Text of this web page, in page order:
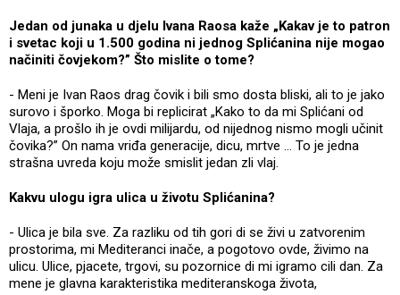
Jedan od junaka u djelu Ivana Raosa kaže „Kakav je to patron
i svetac koji u 1.500 godina ni jednog Splićanina nije mogao
načiniti čovjekom?” Što mislite o tome?
- Meni je Ivan Raos drag čovik i bili smo dosta bliski, ali to je jako
surovo i šporko. Moga bi replicirat „Kako to da mi Splićani od
Vlaja, a prošlo ih je ovdi milijardu, od nijednog nismo mogli učinit
čovika?” On nama vriđa generacije, dicu, mrtve ... To je jedna
strašna uvreda koju može smislit jedan zli vlaj.
Kakvu ulogu igra ulica u životu Splićanina?
- Ulica je bila sve. Za razliku od tih gori di se živi u zatvorenim
prostorima, mi Mediteranci inače, a pogotovo ovde, živimo na
ulicu. Ulice, pjacete, trgovi, su pozornice di mi igramo cili dan. Za
mene je glavna karakteristika mediteranskoga života,